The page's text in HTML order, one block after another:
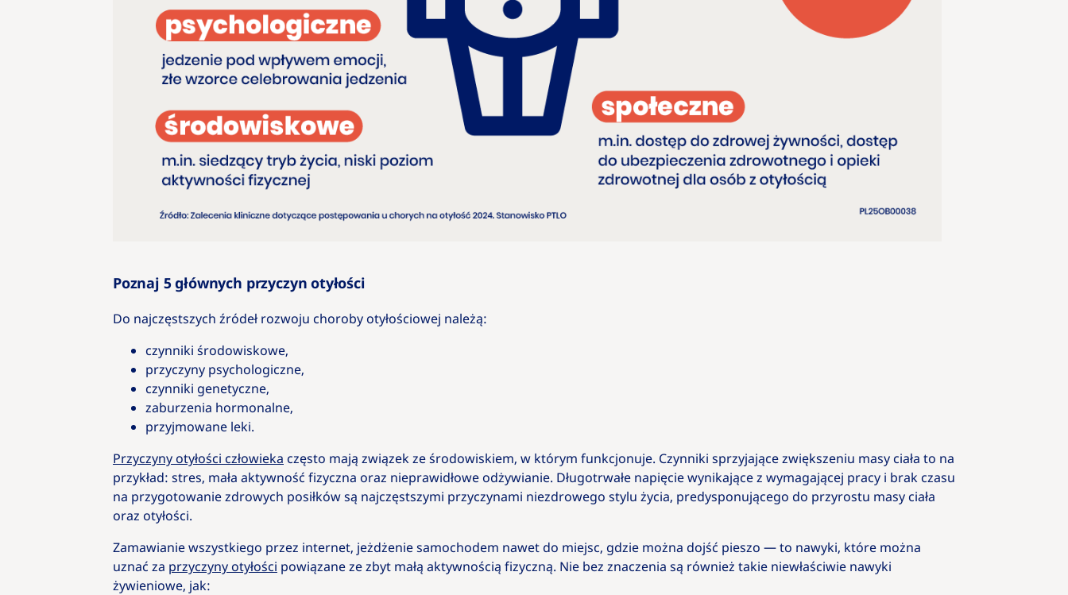
Poznaj 5 głównych przyczyn otyłości
Do najczęstszych źródeł rozwoju choroby otyłościowej należą:
czynniki środowiskowe,
przyczyny psychologiczne,
czynniki genetyczne,
zaburzenia hormonalne,
przyjmowane leki.
Przyczyny otyłości człowieka często mają związek ze środowiskiem, w którym funkcjonuje. Czynniki sprzyjające zwiększeniu masy ciała to na
przykład: stres, mała aktywność fizyczna oraz nieprawidłowe odżywianie. Długotrwałe napięcie wynikające z wymagającej pracy i brak czasu
na przygotowanie zdrowych posiłków są najczęstszymi przyczynami niezdrowego stylu życia, predysponującego do przyrostu masy ciała
oraz otyłości.
Zamawianie wszystkiego przez internet, jeżdżenie samochodem nawet do miejsc, gdzie można dojść pieszo — to nawyki, które można
uznać za przyczyny otyłości powiązane ze zbyt małą aktywnością fizyczną. Nie bez znaczenia są również takie niewłaściwie nawyki
żywieniowe, jak: